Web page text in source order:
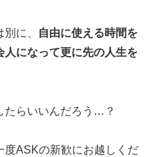
に、
自由に使える時間を
人になって更に先の人生を
たらいいんだろう…？
度ASKの新歓にお越しくだ